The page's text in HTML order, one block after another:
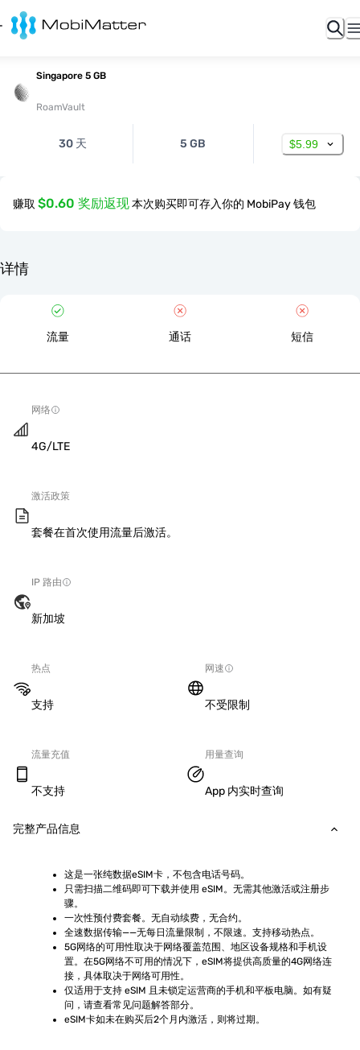
Singapore 5 GB
RoamVault
30 天 5 GB $5.99
赚取 $0.60 奖励返现本次购买即可存入你的 MobiPay 钱包
详情
流量 通话 短信
网络
4G/LTE
激活政策
套餐在首次使用流量后激活。
IP 路由
新加坡
热点
支持
网速
不受限制
流量充值
不支持
用量查询
App 内实时查询
完整产品信息
这是一张纯数据eSIM卡，不包含电话号码。
只需扫描二维码即可下载并使用 eSIM。无需其他激活或注册步
骤。
一次性预付费套餐。无自动续费，无合约。
全速数据传输——无每日流量限制，不限速。支持移动热点。
5G网络的可用性取决于网络覆盖范围、地区设备规格和手机设
置。在5G网络不可用的情况下，eSIM将提供高质量的4G网络连
接，具体取决于网络可用性。
仅适用于支持 eSIM 且未锁定运营商的手机和平板电脑。如有疑
问，请查看常见问题解答部分。
eSIM卡如未在购买后2个月内激活，则将过期。